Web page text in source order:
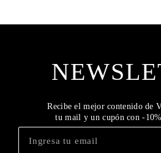
Recibe el mejor contenido de
tu mail y un cupón con -